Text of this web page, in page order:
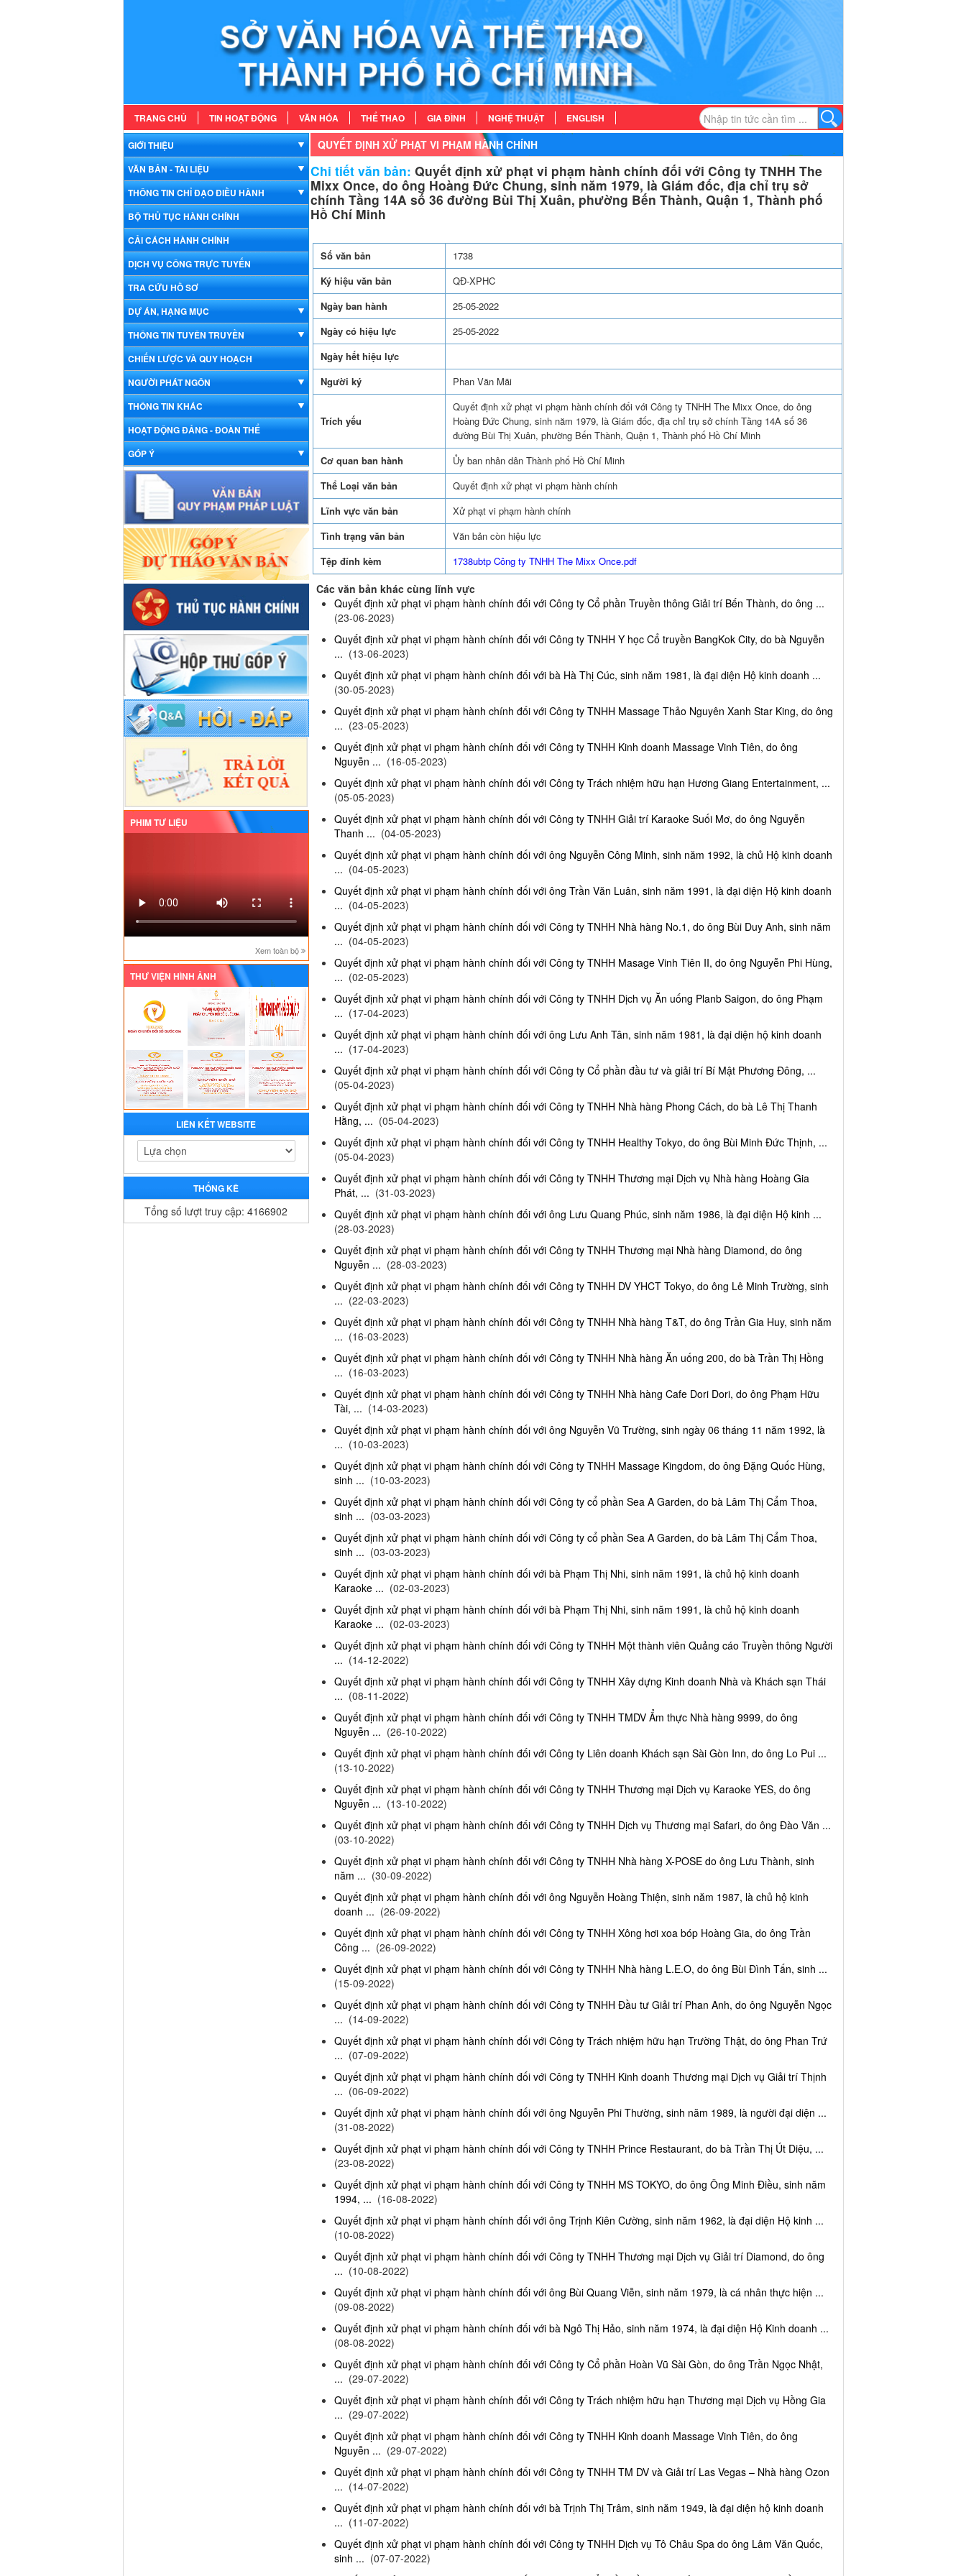
TRANG CHỦ TIN HOẠT ĐỘNG VĂN HÓA THỂ THAO GIA ĐÌNH NGHỆ THUẬT ENGLISH
GIỚI THIỆU
VĂN BẢN - TÀI LIỆU
THÔNG TIN CHỈ ĐẠO ĐIỀU HÀNH
BỘ THỦ TỤC HÀNH CHÍNH
CẢI CÁCH HÀNH CHÍNH
DỊCH VỤ CÔNG TRỰC TUYẾN
TRA CỨU HỒ SƠ
DỰ ÁN, HẠNG MỤC
THÔNG TIN TUYÊN TRUYỀN
CHIẾN LƯỢC VÀ QUY HOẠCH
NGƯỜI PHÁT NGÔN
THÔNG TIN KHÁC
HOẠT ĐỘNG ĐẢNG - ĐOÀN THỂ
GÓP Ý
PHIM TƯ LIỆU
Xem toàn bộ
THƯ VIỆN HÌNH ẢNH
LIÊN KẾT WEBSITE
THỐNG KÊ
Tổng số lượt truy cập: 4166902
QUYẾT ĐỊNH XỬ PHẠT VI PHẠM HÀNH CHÍNH
Chi tiết văn bản: Quyết định xử phạt vi phạm hành chính đối với Công ty TNHH The
Mixx Once, do ông Hoàng Đức Chung, sinh năm 1979, là Giám đốc, địa chỉ trụ sở
chính Tầng 14A số 36 đường Bùi Thị Xuân, phường Bến Thành, Quận 1, Thành phố
Hồ Chí Minh
Số văn bản
1738
Ký hiệu văn bản
QĐ-XPHC
Ngày ban hành
25-05-2022
Ngày có hiệu lực
25-05-2022
Ngày hết hiệu lực
Người ký
Phan Văn Mãi
Trích yếu
Quyết định xử phạt vi phạm hành chính đối với Công ty TNHH The Mixx Once, do ông
Hoàng Đức Chung, sinh năm 1979, là Giám đốc, địa chỉ trụ sở chính Tầng 14A số 36
đường Bùi Thị Xuân, phường Bến Thành, Quận 1, Thành phố Hồ Chí Minh
Cơ quan ban hành
Ủy ban nhân dân Thành phố Hồ Chí Minh
Thể Loại văn bản
Quyết định xử phạt vi phạm hành chính
Lĩnh vực văn bản
Xử phạt vi phạm hành chính
Tình trạng văn bản
Văn bản còn hiệu lực
Tệp đính kèm
1738ubtp Công ty TNHH The Mixx Once.pdf
Các văn bản khác cùng lĩnh vực
Quyết định xử phạt vi phạm hành chính đối với Công ty Cổ phần Truyền thông Giải trí Bến Thành, do ông ...
(23-06-2023)
Quyết định xử phạt vi phạm hành chính đối với Công ty TNHH Y học Cổ truyền BangKok City, do bà Nguyễn
... (13-06-2023)
Quyết định xử phạt vi phạm hành chính đối với bà Hà Thị Cúc, sinh năm 1981, là đại diện Hộ kinh doanh ...
(30-05-2023)
Quyết định xử phạt vi phạm hành chính đối với Công ty TNHH Massage Thảo Nguyên Xanh Star King, do ông
... (23-05-2023)
Quyết định xử phạt vi phạm hành chính đối với Công ty TNHH Kinh doanh Massage Vinh Tiên, do ông
Nguyễn ... (16-05-2023)
Quyết định xử phạt vi phạm hành chính đối với Công ty Trách nhiệm hữu hạn Hương Giang Entertainment, ...
(05-05-2023)
Quyết định xử phạt vi phạm hành chính đối với Công ty TNHH Giải trí Karaoke Suối Mơ, do ông Nguyễn
Thanh ... (04-05-2023)
Quyết định xử phạt vi phạm hành chính đối với ông Nguyễn Công Minh, sinh năm 1992, là chủ Hộ kinh doanh
... (04-05-2023)
Quyết định xử phạt vi phạm hành chính đối với ông Trần Văn Luân, sinh năm 1991, là đại diện Hộ kinh doanh
... (04-05-2023)
Quyết định xử phạt vi phạm hành chính đối với Công ty TNHH Nhà hàng No.1, do ông Bùi Duy Anh, sinh năm
... (04-05-2023)
Quyết định xử phạt vi phạm hành chính đối với Công ty TNHH Masage Vinh Tiên II, do ông Nguyễn Phi Hùng,
... (02-05-2023)
Quyết định xử phạt vi phạm hành chính đối với Công ty TNHH Dịch vụ Ăn uống Planb Saigon, do ông Phạm
... (17-04-2023)
Quyết định xử phạt vi phạm hành chính đối với ông Lưu Anh Tân, sinh năm 1981, là đại diện hộ kinh doanh
... (17-04-2023)
Quyết định xử phạt vi phạm hành chính đối với Công ty Cổ phần đầu tư và giải trí Bí Mật Phương Đông, ...
(05-04-2023)
Quyết định xử phạt vi phạm hành chính đối với Công ty TNHH Nhà hàng Phong Cách, do bà Lê Thị Thanh
Hằng, ... (05-04-2023)
Quyết định xử phạt vi phạm hành chính đối với Công ty TNHH Healthy Tokyo, do ông Bùi Minh Đức Thịnh, ...
(05-04-2023)
Quyết định xử phạt vi phạm hành chính đối với Công ty TNHH Thương mại Dịch vụ Nhà hàng Hoàng Gia
Phát, ... (31-03-2023)
Quyết định xử phạt vi phạm hành chính đối với ông Lưu Quang Phúc, sinh năm 1986, là đại diện Hộ kinh ...
(28-03-2023)
Quyết định xử phạt vi phạm hành chính đối với Công ty TNHH Thương mại Nhà hàng Diamond, do ông
Nguyễn ... (28-03-2023)
Quyết định xử phạt vi phạm hành chính đối với Công ty TNHH DV YHCT Tokyo, do ông Lê Minh Trường, sinh
... (22-03-2023)
Quyết định xử phạt vi phạm hành chính đối với Công ty TNHH Nhà hàng T&T, do ông Trần Gia Huy, sinh năm
... (16-03-2023)
Quyết định xử phạt vi phạm hành chính đối với Công ty TNHH Nhà hàng Ăn uống 200, do bà Trần Thị Hồng
... (16-03-2023)
Quyết định xử phạt vi phạm hành chính đối với Công ty TNHH Nhà hàng Cafe Dori Dori, do ông Phạm Hữu
Tài, ... (14-03-2023)
Quyết định xử phạt vi phạm hành chính đối với ông Nguyễn Vũ Trường, sinh ngày 06 tháng 11 năm 1992, là
... (10-03-2023)
Quyết định xử phạt vi phạm hành chính đối với Công ty TNHH Massage Kingdom, do ông Đặng Quốc Hùng,
sinh ... (10-03-2023)
Quyết định xử phạt vi phạm hành chính đối với Công ty cổ phần Sea A Garden, do bà Lâm Thị Cẩm Thoa,
sinh ... (03-03-2023)
Quyết định xử phạt vi phạm hành chính đối với Công ty cổ phần Sea A Garden, do bà Lâm Thị Cẩm Thoa,
sinh ... (03-03-2023)
Quyết định xử phạt vi phạm hành chính đối với bà Phạm Thị Nhi, sinh năm 1991, là chủ hộ kinh doanh
Karaoke ... (02-03-2023)
Quyết định xử phạt vi phạm hành chính đối với bà Phạm Thị Nhi, sinh năm 1991, là chủ hộ kinh doanh
Karaoke ... (02-03-2023)
Quyết định xử phạt vi phạm hành chính đối với Công ty TNHH Một thành viên Quảng cáo Truyền thông Người
... (14-12-2022)
Quyết định xử phạt vi phạm hành chính đối với Công ty TNHH Xây dựng Kinh doanh Nhà và Khách sạn Thái
... (08-11-2022)
Quyết định xử phạt vi phạm hành chính đối với Công ty TNHH TMDV Ẩm thực Nhà hàng 9999, do ông
Nguyễn ... (26-10-2022)
Quyết định xử phạt vi phạm hành chính đối với Công ty Liên doanh Khách sạn Sài Gòn Inn, do ông Lo Pui ...
(13-10-2022)
Quyết định xử phạt vi phạm hành chính đối với Công ty TNHH Thương mại Dịch vụ Karaoke YES, do ông
Nguyễn ... (13-10-2022)
Quyết định xử phạt vi phạm hành chính đối với Công ty TNHH Dịch vụ Thương mại Safari, do ông Đào Văn ...
(03-10-2022)
Quyết định xử phạt vi phạm hành chính đối với Công ty TNHH Nhà hàng X-POSE do ông Lưu Thành, sinh
năm ... (30-09-2022)
Quyết định xử phạt vi phạm hành chính đối với ông Nguyễn Hoàng Thiện, sinh năm 1987, là chủ hộ kinh
doanh ... (26-09-2022)
Quyết định xử phạt vi phạm hành chính đối với Công ty TNHH Xông hơi xoa bóp Hoàng Gia, do ông Trần
Công ... (26-09-2022)
Quyết định xử phạt vi phạm hành chính đối với Công ty TNHH Nhà hàng L.E.O, do ông Bùi Đình Tấn, sinh ...
(15-09-2022)
Quyết định xử phạt vi phạm hành chính đối với Công ty TNHH Đầu tư Giải trí Phan Anh, do ông Nguyễn Ngọc
... (14-09-2022)
Quyết định xử phạt vi phạm hành chính đối với Công ty Trách nhiệm hữu hạn Trường Thật, do ông Phan Trứ
... (07-09-2022)
Quyết định xử phạt vi phạm hành chính đối với Công ty TNHH Kinh doanh Thương mại Dịch vụ Giải trí Thịnh
... (06-09-2022)
Quyết định xử phạt vi phạm hành chính đối với ông Nguyễn Phi Thường, sinh năm 1989, là người đại diện ...
(31-08-2022)
Quyết định xử phạt vi phạm hành chính đối với Công ty TNHH Prince Restaurant, do bà Trần Thị Út Diệu, ...
(23-08-2022)
Quyết định xử phạt vi phạm hành chính đối với Công ty TNHH MS TOKYO, do ông Ông Minh Điều, sinh năm
1994, ... (16-08-2022)
Quyết định xử phạt vi phạm hành chính đối với ông Trịnh Kiên Cường, sinh năm 1962, là đại diện Hộ kinh ...
(10-08-2022)
Quyết định xử phạt vi phạm hành chính đối với Công ty TNHH Thương mại Dịch vụ Giải trí Diamond, do ông
... (10-08-2022)
Quyết định xử phạt vi phạm hành chính đối với ông Bùi Quang Viễn, sinh năm 1979, là cá nhân thực hiện ...
(09-08-2022)
Quyết định xử phạt vi phạm hành chính đối với bà Ngô Thị Hảo, sinh năm 1974, là đại diện Hộ Kinh doanh ...
(08-08-2022)
Quyết định xử phạt vi phạm hành chính đối với Công ty Cổ phần Hoàn Vũ Sài Gòn, do ông Trần Ngọc Nhật,
... (29-07-2022)
Quyết định xử phạt vi phạm hành chính đối với Công ty Trách nhiệm hữu hạn Thương mại Dịch vụ Hồng Gia
... (29-07-2022)
Quyết định xử phạt vi phạm hành chính đối với Công ty TNHH Kinh doanh Massage Vinh Tiên, do ông
Nguyễn ... (29-07-2022)
Quyết định xử phạt vi phạm hành chính đối với Công ty TNHH TM DV và Giải trí Las Vegas – Nhà hàng Ozon
... (14-07-2022)
Quyết định xử phạt vi phạm hành chính đối với bà Trịnh Thị Trâm, sinh năm 1949, là đại diện hộ kinh doanh
... (11-07-2022)
Quyết định xử phạt vi phạm hành chính đối với Công ty TNHH Dịch vụ Tô Châu Spa do ông Lâm Văn Quốc,
sinh ... (07-07-2022)